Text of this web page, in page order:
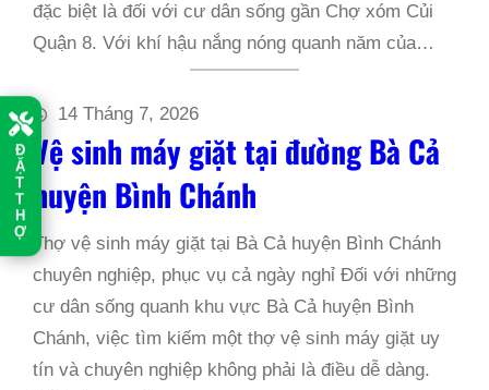
Đ
Ặ
T
T
H
Ợ
đặc biệt là đối với cư dân sống gần Chợ xóm Củi
Quận 8. Với khí hậu nắng nóng quanh năm của…
14 Tháng 7, 2026
Vệ sinh máy giặt tại đường Bà Cả
huyện Bình Chánh
Thợ vệ sinh máy giặt tại Bà Cả huyện Bình Chánh
chuyên nghiệp, phục vụ cả ngày nghỉ Đối với những
cư dân sống quanh khu vực Bà Cả huyện Bình
Chánh, việc tìm kiếm một thợ vệ sinh máy giặt uy
tín và chuyên nghiệp không phải là điều dễ dàng.